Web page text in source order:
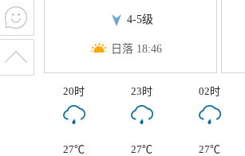
4-5级
日落 18:46
20时 23时 02时
27℃ 27℃
27℃